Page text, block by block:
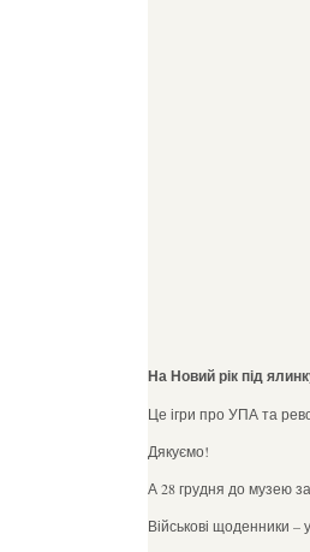
На Новий рік під
Це ігри про УПА та
Дякуємо!
А 28 грудня до музею
Військові щоденники –